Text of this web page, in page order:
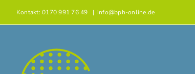
Kontakt: 0170 991 76 49 | info@bph-online.de